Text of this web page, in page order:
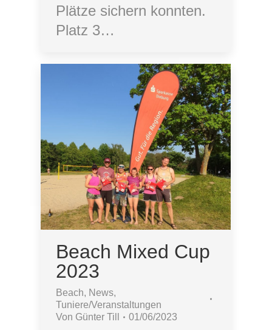
Plätze sichern konnten.
Platz 3…
Beach Mixed Cup
2023
Beach, News,
Tuniere/Veranstaltungen
Von Günter Till 01/06/2023